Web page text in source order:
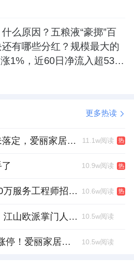
么原因？五粮液“豪掷”百
有哪些分红？规模最大的
1%，近60日净流入超53亿
更多热读
跨界存储测试未落定，爱丽家居复牌前自揭多重风险 11.1w阅读 热
10.9w阅读 热
苏宁帮客启动10万服务工程师招募，服务团队将翻番 10.6w阅读 热
斥资1000万元，江山欧派掌门人吴水根加码创投基金 10.5w阅读
9连板后复牌再涨停！爱丽家居市盈率318倍，跨界收购案尚未落地 10.5w阅读